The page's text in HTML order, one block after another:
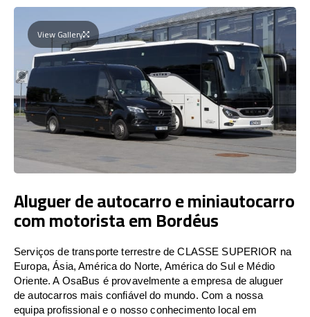
View Gallery
Aluguer de autocarro e miniautocarro
com motorista em Bordéus
Serviços de transporte terrestre de CLASSE SUPERIOR na
Europa, Ásia, América do Norte, América do Sul e Médio
Oriente. A OsaBus é provavelmente a empresa de aluguer
de autocarros mais confiável do mundo. Com a nossa
equipa profissional e o nosso conhecimento local em